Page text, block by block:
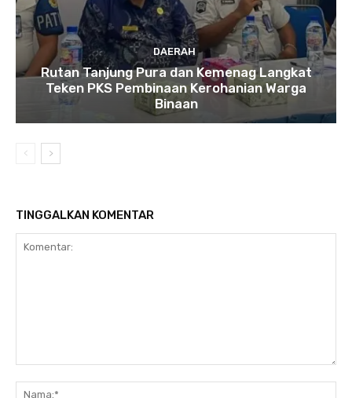
DAERAH
Rutan Tanjung Pura dan Kemenag Langkat
Teken PKS Pembinaan Kerohanian Warga
Binaan
TINGGALKAN KOMENTAR